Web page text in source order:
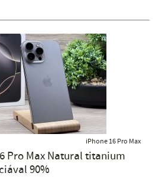
iPhone 16 Pro Max
Pro Max Natural titanium
90%